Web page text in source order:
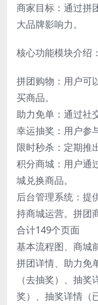
商家目标：通过拼
大品牌影响力。
核心功能模块介绍：
拼团购物：用户可
买商品。
助力免单：通过社
幸运抽奖：用户参
限时秒杀：定期推
积分商城：用户通
城兑换商品。
后台管理系统：提
持商城运营。拼团
合计149个页面
基本流程图、商城
拼团详情、助力免
（去抽奖）、抽
奖）、抽奖详情（